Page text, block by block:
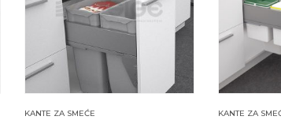
KANTE ZA SMEĆE KANTE ZA